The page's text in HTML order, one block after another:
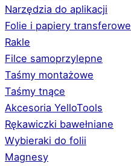
Narzędzia do aplikacji
Folie i papiery transferowe
Rakle
Filce samoprzylepne
Taśmy montażowe
Taśmy tnące
Akcesoria YelloTools
Rękawiczki bawełniane
Wybieraki do folii
Magnesy